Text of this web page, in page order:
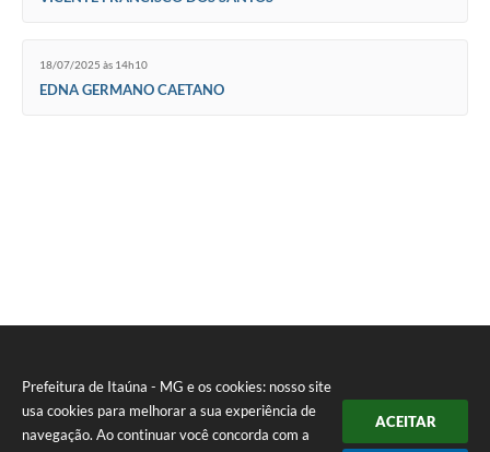
Prefeitura de Itaúna - MG e os cookies: nosso site
usa cookies para melhorar a sua experiência de
navegação. Ao continuar você concorda com a
ACEITAR
18/07/2025 às 14h10
EDNA GERMANO CAETANO